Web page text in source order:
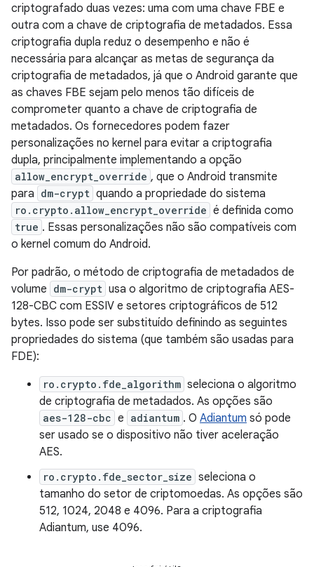
criptografado duas vezes: uma com uma chave FBE e
outra com a chave de criptografia de metadados. Essa
criptografia dupla reduz o desempenho e não é
necessária para alcançar as metas de segurança da
criptografia de metadados, já que o Android garante que
as chaves FBE sejam pelo menos tão difíceis de
comprometer quanto a chave de criptografia de
metadados. Os fornecedores podem fazer
personalizações no kernel para evitar a criptografia
dupla, principalmente implementando a opção
allow_encrypt_override , que o Android transmite
para dm-crypt quando a propriedade do sistema
ro.crypto.allow_encrypt_override é definida como
true . Essas personalizações não são compatíveis com
o kernel comum do Android.
Por padrão, o método de criptografia de metadados de
volume dm-crypt usa o algoritmo de criptografia AES-
128-CBC com ESSIV e setores criptográficos de 512
bytes. Isso pode ser substituído definindo as seguintes
propriedades do sistema (que também são usadas para
FDE):
ro.crypto.fde_algorithm seleciona o algoritmo
de criptografia de metadados. As opções são
aes-128-cbc e adiantum . O Adiantum só pode
ser usado se o dispositivo não tiver aceleração
AES.
ro.crypto.fde_sector_size seleciona o
tamanho do setor de criptomoedas. As opções são
512, 1024, 2048 e 4096. Para a criptografia
Adiantum, use 4096.